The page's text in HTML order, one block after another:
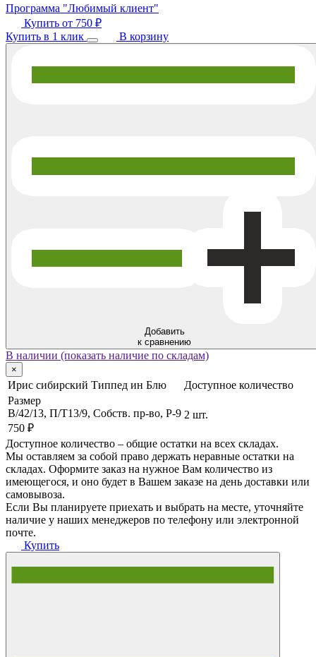
Программа "Любимый клиент"
Купить от 750 ₽
Купить в 1 клик
В корзину
Добавить
к сравнению
В наличии (показать наличие по складам)
×
Ирис сибирский Типпед ин Блю
Доступное количество
Размер
В/42/13, П/Т13/9, Собств. пр-во, P-9
750 ₽
2 шт.
Доступное количество – общие остатки на всех складах.
Мы оставляем за собой право держать неравные остатки на
складах. Оформите заказ на нужное Вам количество из
имеющегося, и оно будет в Вашем заказе на день доставки или
самовывоза.
Если Вы планируете приехать и выбрать на месте, уточняйте
наличие у наших менеджеров по телефону или электронной
почте.
Купить